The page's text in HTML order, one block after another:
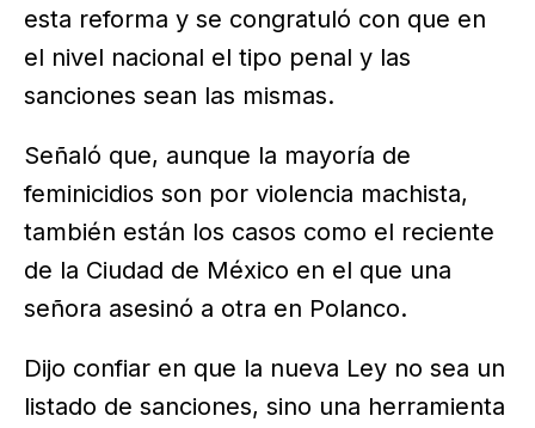
esta reforma y se congratuló con que en
el nivel nacional el tipo penal y las
sanciones sean las mismas.
Señaló que, aunque la mayoría de
feminicidios son por violencia machista,
también están los casos como el reciente
de la Ciudad de México en el que una
señora asesinó a otra en Polanco.
Dijo confiar en que la nueva Ley no sea un
listado de sanciones, sino una herramienta